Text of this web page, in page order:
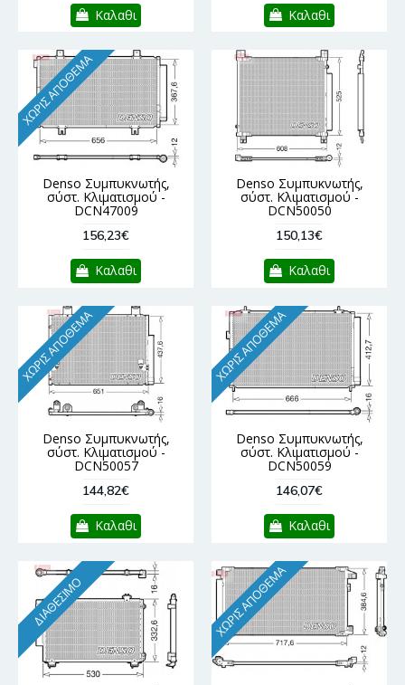
Καλαθι Καλαθι
ΧΩΡΊΣ ΑΠΌΘΕΜΑ
Denso Συμπυκνωτής,
σύστ. Κλιματισμού -
DCN47009
156,23€
Καλαθι
Denso Συμπυκνωτής,
σύστ. Κλιματισμού -
DCN50050
150,13€
Καλαθι
ΧΩΡΊΣ ΑΠΌΘΕΜΑ
Denso Συμπυκνωτής,
σύστ. Κλιματισμού -
DCN50057
144,82€
Καλαθι
ΧΩΡΊΣ ΑΠΌΘΕΜΑ
Denso Συμπυκνωτής,
σύστ. Κλιματισμού -
DCN50059
146,07€
Καλαθι
ΔΙΑΘΈΣΙΜΟ ΧΩΡΊΣ ΑΠΌΘΕΜΑ